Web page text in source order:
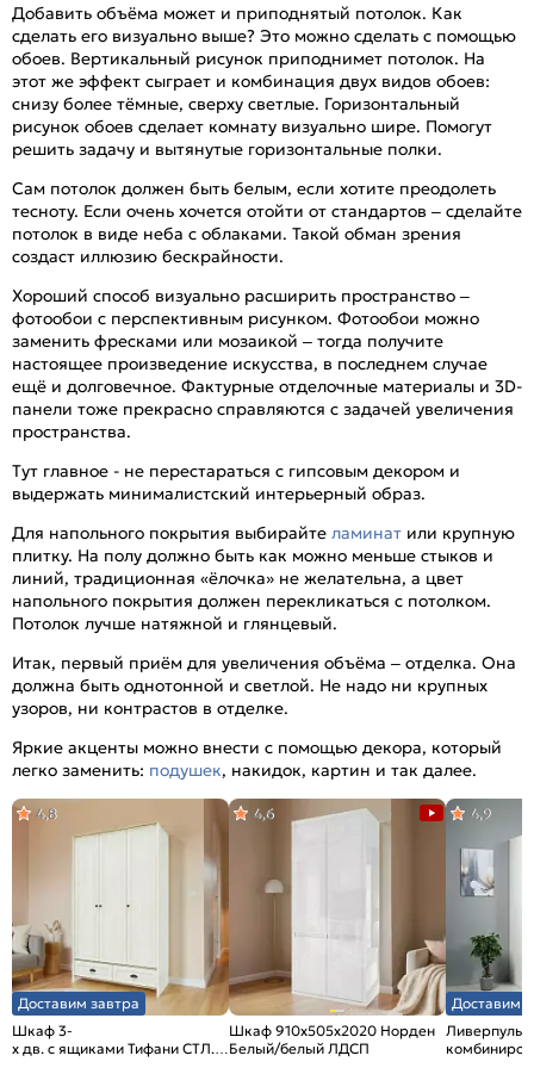
Добавить объёма может и приподнятый потолок. Как
сделать его визуально выше? Это можно сделать с помощью
обоев. Вертикальный рисунок приподнимет потолок. На
этот же эффект сыграет и комбинация двух видов обоев:
снизу более тёмные, сверху светлые. Горизонтальный
рисунок обоев сделает комнату визуально шире. Помогут
решить задачу и вытянутые горизонтальные полки.
Сам потолок должен быть белым, если хотите преодолеть
тесноту. Если очень хочется отойти от стандартов – сделайте
потолок в виде неба с облаками. Такой обман зрения
создаст иллюзию бескрайности.
Хороший способ визуально расширить пространство –
фотообои с перспективным рисунком. Фотообои можно
заменить фресками или мозаикой – тогда получите
настоящее произведение искусства, в последнем случае
ещё и долговечное. Фактурные отделочные материалы и 3D-
панели тоже прекрасно справляются с задачей увеличения
пространства.
Тут главное - не перестараться с гипсовым декором и
выдержать минималистский интерьерный образ.
Для напольного покрытия выбирайте ламинат или крупную
плитку. На полу должно быть как можно меньше стыков и
линий, традиционная «ёлочка» не желательна, а цвет
напольного покрытия должен перекликаться с потолком.
Потолок лучше натяжной и глянцевый.
Итак, первый приём для увеличения объёма – отделка. Она
должна быть однотонной и светлой. Не надо ни крупных
узоров, ни контрастов в отделке.
Яркие акценты можно внести с помощью декора, который
легко заменить: подушек, накидок, картин и так далее.
Доставим завтра
Шкаф 3-
х дв. с ящиками Тифани СТЛ.305.02 Дуб небраска/
4,8
Шкаф 910x505x2020 Норден
Белый/белый ЛДСП
4,6
Доставим
Ливерпуль
4,9